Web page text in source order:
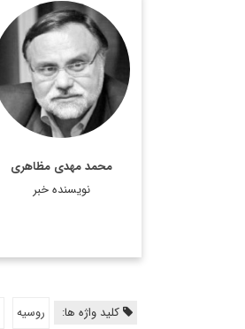
محمد مهدی مظاهری
نویسنده خبر
دکتر محمد مهدی
مظاهری، استاد دانشگاه،
رئیس موسسه فرهنگی
اکو، عضو هیات امنای
پژوهشگاه فرهنگ و هنر و
ارتباطات، مشاور رییس
فقید مجمع تشخیص
مصلحت نظام، مشاور وزیر
کلید واژه ها: روسیه